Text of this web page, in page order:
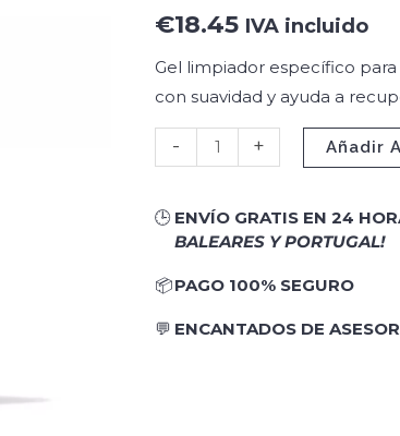
€18.45 IVA incluido
Gel limpiador específico
con suavidad y ayuda a
- + Añadir
🕒 ENVÍO GRATIS EN 24
BALEARES Y PORTUGAL!
📦PAGO 100% SEGURO
💬 ENCANTADOS DE